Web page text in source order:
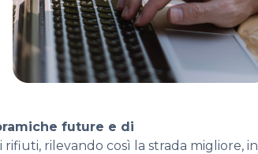
future e di
rilevando così la strada migliore, in